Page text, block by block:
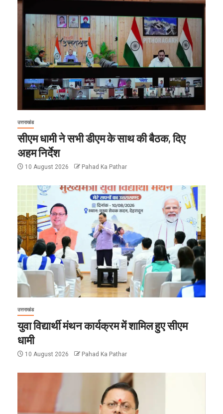
उत्तराखंड
सीएम धामी ने सभी डीएम के साथ की बैठक, दिए
अहम निर्देश
10 August 2026 Pahad Ka Pathar
उत्तराखंड
युवा विद्यार्थी मंथन कार्यक्रम में शामिल हुए सीएम
धामी
10 August 2026 Pahad Ka Pathar